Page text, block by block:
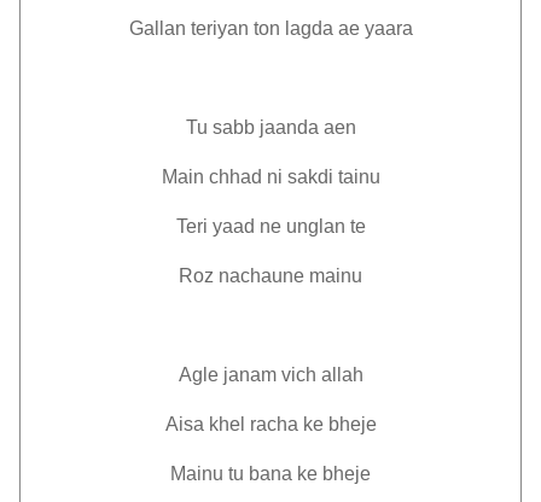
Gallan teriyan ton lagda ae yaara
Tu sabb jaanda aen
Main chhad ni sakdi tainu
Teri yaad ne unglan te
Roz nachaune mainu
Agle janam vich allah
Aisa khel racha ke bheje
Mainu tu bana ke bheje